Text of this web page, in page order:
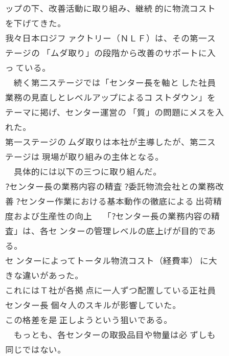
ップの下、改善活動に取り組み、継続 的に物流コスト
を下げてきた。
我々日本ロジフ ァクトリー（ＮＬＦ）は、その第一ス
テージの 「ムダ取り」の段階から改善のサポートに入
っ ている。
続く第二ステージでは「センター長を軸と した社員
業務の見直しとレベルアップによるコ ストダウン」を
テーマに掲げ、センター運営の 「質」の問題にメスを入
れた。
第一ステージの ムダ取りは本社が主導したが、第二ス
テージは 現場が取り組みの主体となる。
具体的には以下の三つに取り組んだ。
?センター長の業務内容の精査 ?委託物流会社との業務改
善 ?センター作業における基本動作の徹底による 出荷精
度および生産性の向上 「?センター長の業務内容の精
査」は、各セ ンターの管理レベルの底上げが目的であ
る。
セ ンターによってトータル物流コスト（経費率） に大
きな違いがあった。
これにはＴ社が各拠 点に一人ずつ配置している正社員
センター長 個々人のスキルが影響していた。
この格差を是 正しようという狙いである。
もっとも、各センターの取扱品目や物量は必 ずしも
同じではない。